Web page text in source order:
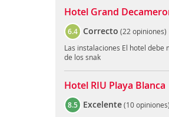
Hotel Grand
6.4 Correcto (22 opiniones)
Las instalaciones El hotel
de los snak
Hotel RIU Playa Blanca
8.5 Excelente(10 opiniones)